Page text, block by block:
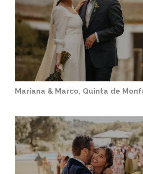
Mariana & Marco, Quinta de